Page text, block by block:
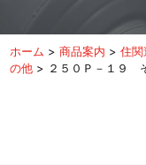
ホーム >商品案内 >住関
の他 > ２５０Ｐ－１９